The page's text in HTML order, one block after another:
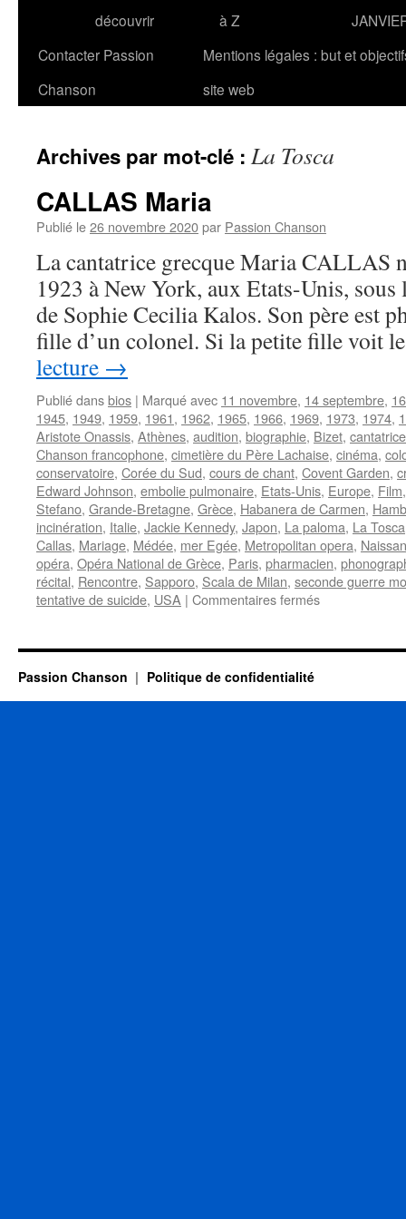
découvrir
à Z
Contacter Passion
Chanson
Mentions légales : but et
site web
Archives par mot-clé : La Tosca
CALLAS Maria
Publié le26 novembre 2020par Passion Chanson
La cantatrice grecque Maria CALLAS
1923 à New York, aux Etats-Unis,
de Sophie Cecilia Kalos. Son père est
fille d’un colonel. Si la petite fille voit
lecture →
Publié dansbios | Marqué avec 11 novembre, 14 septembre,
1945, 1949, 1959, 1961, 1962, 1965, 1966, 1969, 1973, 1974,
Aristote Onassis, Athènes, audition, biographie, Bizet, cantatrice
Chanson francophone, cimetière du Père Lachaise, cinéma,
conservatoire, Corée du Sud, cours de chant, Covent Garden,
Edward Johnson, embolie pulmonaire, Etats-Unis, Europe, Film
Stefano, Grande-Bretagne, Grèce, Habanera de Carmen,
incinération, Italie, Jackie Kennedy, Japon, La paloma, La Tosca
Callas, Mariage, Médée, mer Egée, Metropolitan opera,
opéra, Opéra National de Grèce, Paris, pharmacien,
récital, Rencontre, Sapporo, Scala de Milan, seconde guerre
tentative de suicide, USA | Commentaires ferméssur
Passion Chanson Politique de confidentialité